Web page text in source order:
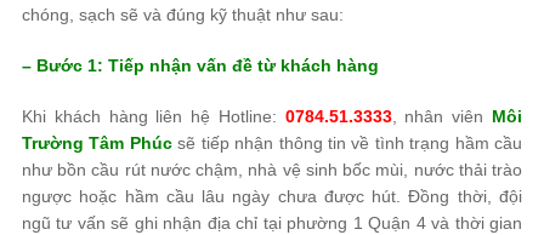
chóng, sạch sẽ và đúng kỹ thuật như sau:
– Bước 1: Tiếp nhận vấn đề từ khách hàng
Khi khách hàng liên hệ Hotline: 0784.51.3333, nhân viên Môi
Trường Tâm Phúcsẽ tiếp nhận thông tin về tình trạng hầm cầu
như bồn cầu rút nước chậm, nhà vệ sinh bốc mùi, nước thải trào
ngược hoặc hầm cầu lâu ngày chưa được hút. Đồng thời, đội
ngũ tư vấn sẽ ghi nhận địa chỉ tại phường 1 Quận 4 và thời gian